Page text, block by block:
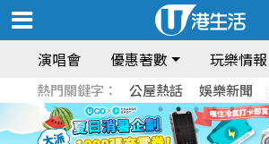
演唱會 優惠著數 玩樂情報
熱門關鍵字： 公屋熱話 娛樂新聞